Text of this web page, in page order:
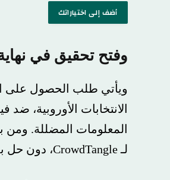
أضف إلى اختياراتك
وفتح تحقيق في نهاية
ويأتي طلب الحصول على
الانتخابات الأوروبية، ضد
المعلومات المضللة. ومن